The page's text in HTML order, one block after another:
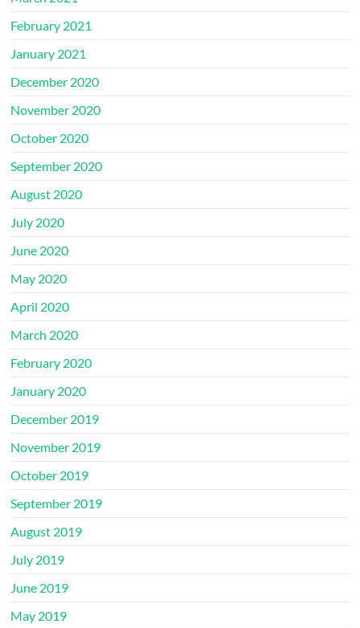
February 2021
January 2021
December 2020
November 2020
October 2020
September 2020
August 2020
July 2020
June 2020
May 2020
April 2020
March 2020
February 2020
January 2020
December 2019
November 2019
October 2019
September 2019
August 2019
July 2019
June 2019
May 2019